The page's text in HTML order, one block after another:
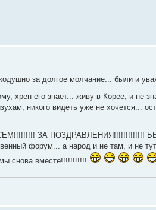
за долгое молчание... были и
хрен его знает... живу в Корее, и не
никого видеть уже не хочется...
ЗА ПОЗДРАВЛЕНИЯ!!!!!!!!!!!!!
форум... а народ и не там, и не
снова вместе!!!!!!!!!!!